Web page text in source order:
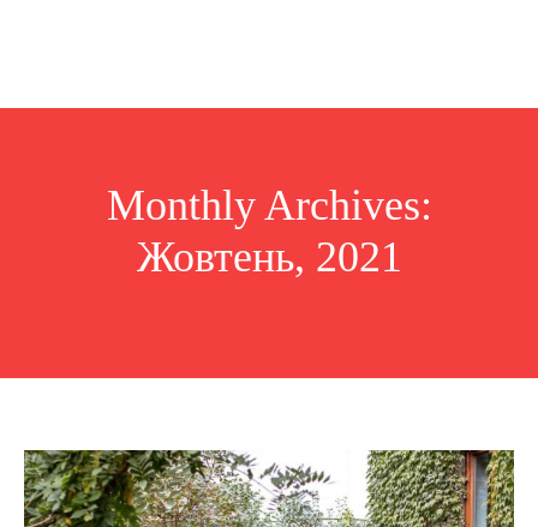
Monthly Archives:
Жовтень, 2021